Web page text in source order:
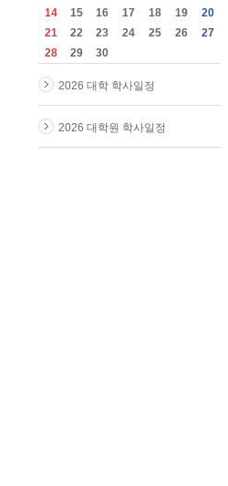
14
15 16 17 18 19
20
21
22 23 24 25 26
27
28
29 30
2026 대학 학사일정
2026 대학원 학사일정